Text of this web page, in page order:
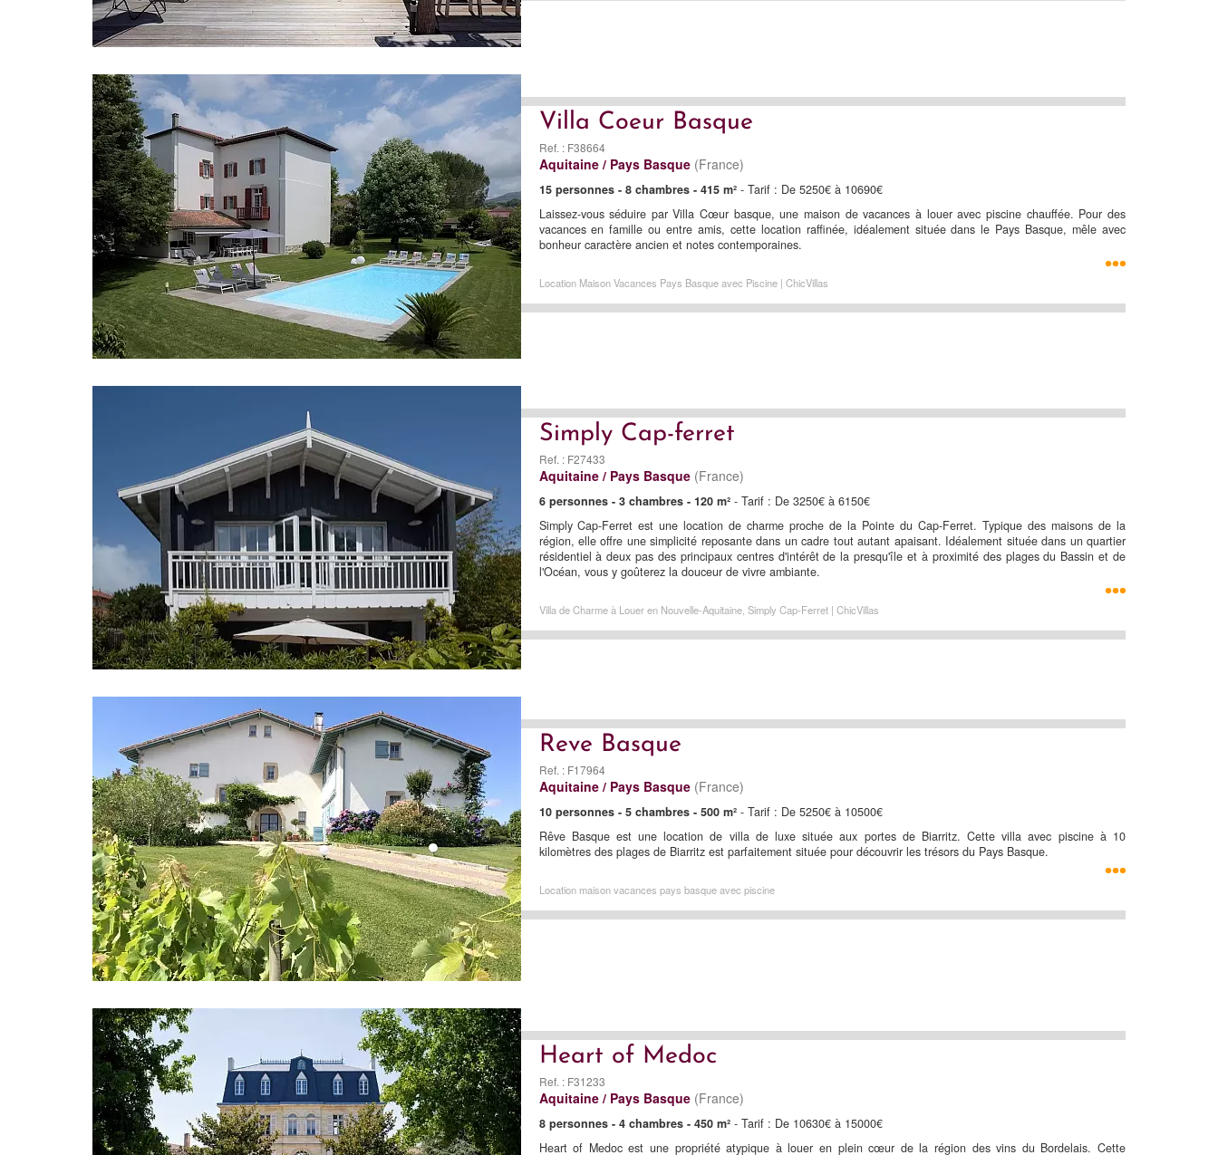
Villa Coeur Basque
Ref. : F38664
Aquitaine / Pays Basque (France)
15 personnes - 8 chambres - 415 m²- Tarif : De 5250€ à 10690€
Laissez-vous séduire par Villa Cœur basque, une maison de vacances à louer avec piscine chauffée. Pour des
vacances en famille ou entre amis, cette location raffinée, idéalement située dans le Pays Basque, mêle avec
bonheur caractère ancien et notes contemporaines.
Location Maison Vacances Pays Basque avec Piscine | ChicVillas
Simply Cap-ferret
Ref. : F27433
Aquitaine / Pays Basque (France)
6 personnes - 3 chambres - 120 m²- Tarif : De 3250€ à 6150€
Simply Cap-Ferret est une location de charme proche de la Pointe du Cap-Ferret. Typique des maisons de la
région, elle offre une simplicité reposante dans un cadre tout autant apaisant. Idéalement située dans un quartier
résidentiel à deux pas des principaux centres d'intérêt de la presqu'île et à proximité des plages du Bassin et de
l'Océan, vous y goûterez la douceur de vivre ambiante.
Villa de Charme à Louer en Nouvelle-Aquitaine, Simply Cap-Ferret | ChicVillas
Reve Basque
Ref. : F17964
Aquitaine / Pays Basque (France)
10 personnes - 5 chambres - 500 m²- Tarif : De 5250€ à 10500€
Rêve Basque est une location de villa de luxe située aux portes de Biarritz. Cette villa avec piscine à 10
kilomètres des plages de Biarritz est parfaitement située pour découvrir les trésors du Pays Basque.
Location maison vacances pays basque avec piscine
Heart of Medoc
Ref. : F31233
Aquitaine / Pays Basque (France)
8 personnes - 4 chambres - 450 m²- Tarif : De 10630€ à 15000€
Heart of Medoc est une propriété atypique à louer en plein cœur de la région des vins du Bordelais. Cette